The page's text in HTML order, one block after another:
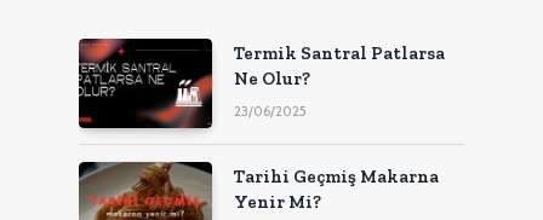
Termik Santral Patlarsa
Ne Olur?
23/06/2025
Tarihi Geçmiş Makarna
Yenir Mi?